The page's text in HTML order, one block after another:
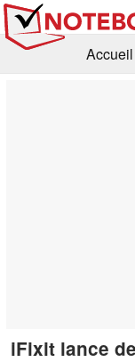
Accueil
iFixit lance